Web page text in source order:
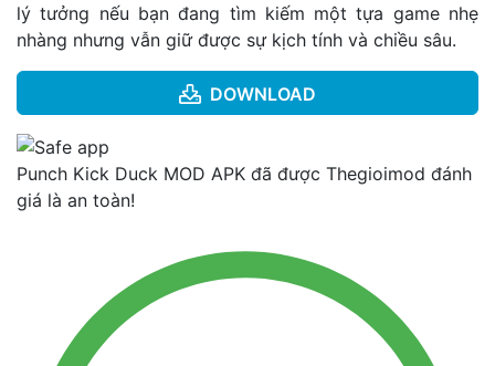
lý tưởng nếu bạn đang tìm kiếm một tựa game nhẹ
nhàng nhưng vẫn giữ được sự kịch tính và chiều sâu.
DOWNLOAD
Punch Kick Duck MOD APK đã được Thegioimod đánh
giá là an toàn!